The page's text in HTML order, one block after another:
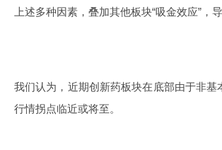
上述多种因素，叠加其他板块“吸金效应”
我们认为，近期创新药板块在底部由于非
行情拐点临近或将至。